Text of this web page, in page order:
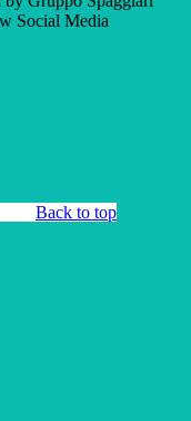
Social Media
Back to top